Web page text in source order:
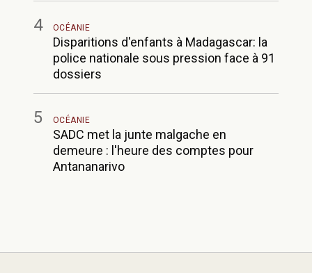
4 OCÉANIE
Disparitions d'enfants à Madagascar: la
police nationale sous pression face à 91
dossiers
5 OCÉANIE
SADC met la junte malgache en
demeure : l'heure des comptes pour
Antananarivo